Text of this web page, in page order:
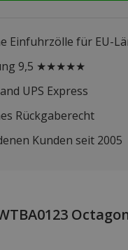
Einfuhrzölle für EU-
9,5 ★★★★★
UPS Express
Rückgaberecht
Kunden seit 2005